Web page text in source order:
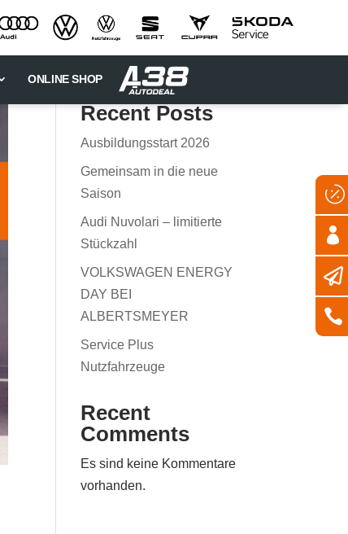
ONLINE SHOP
Recent Posts
Ausbildungsstart 2026
Gemeinsam in die neue
Saison
Audi Nuvolari – limitierte
Stückzahl
VOLKSWAGEN ENERGY
DAY BEI
ALBERTSMEYER
Service Plus
Nutzfahrzeuge
Recent
Comments
Es sind keine Kommentare
vorhanden.



